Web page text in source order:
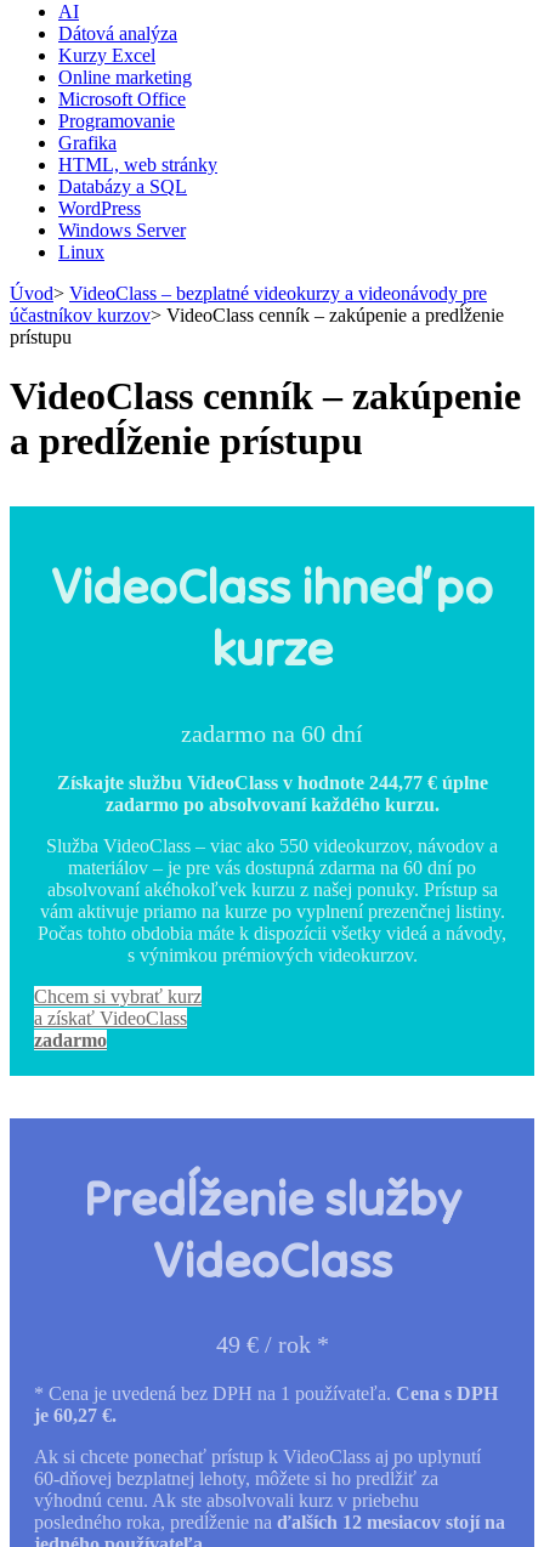
AI
Dátová analýza
Kurzy Excel
Online marketing
Microsoft Office
Programovanie
Grafika
HTML, web stránky
Databázy a SQL
WordPress
Windows Server
Linux
Úvod> VideoClass – bezplatné videokurzy a videonávody pre
účastníkov kurzov> VideoClass cenník – zakúpenie a predĺženie
prístupu
VideoClass cenník – zakúpenie
a predĺženie prístupu
VideoClass ihneď po
kurze
zadarmo na 60 dní
Získajte službu VideoClass v hodnote 244,77 € úplne
zadarmo po absolvovaní každého kurzu.
Služba VideoClass – viac ako 550 videokurzov, návodov a
materiálov – je pre vás dostupná zdarma na 60 dní po
absolvovaní akéhokoľvek kurzu z našej ponuky. Prístup sa
vám aktivuje priamo na kurze po vyplnení prezenčnej listiny.
Počas tohto obdobia máte k dispozícii všetky videá a návody,
s výnimkou prémiových videokurzov.
Chcem si vybrať kurz
a získať VideoClass
zadarmo
Predĺženie služby
VideoClass
49 € / rok *
* Cena je uvedená bez DPH na 1 používateľa. Cena s DPH
je 60,27 €.
Ak si chcete ponechať prístup k VideoClass aj po uplynutí
60-dňovej bezplatnej lehoty, môžete si ho predĺžiť za
výhodnú cenu. Ak ste absolvovali kurz v priebehu
posledného roka, predĺženie na ďalších 12 mesiacov stojí na